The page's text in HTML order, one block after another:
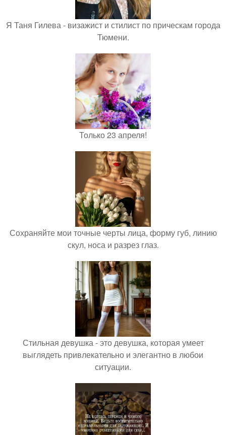
Я Таня Гилева - визажист и стилист по прическам города
Тюмени.
Только 23 апреля!
Сохраняйте мои точные черты лица, форму губ, линию
скул, носа и разрез глаз.
Стильная девушка - это девушка, которая умеет
выглядеть привлекательно и элегантно в любои
ситуации.